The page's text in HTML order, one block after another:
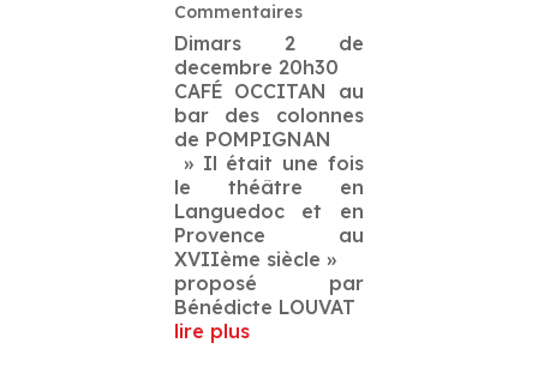
Commentaires
Dimars 2 de
decembre 20h30
CAFÉ OCCITAN au
bar des colonnes
de POMPIGNAN
» Il était une fois
le théâtre en
Languedoc et en
Provence au
XVIIème siècle »
proposé par
Bénédicte LOUVAT
lire plus